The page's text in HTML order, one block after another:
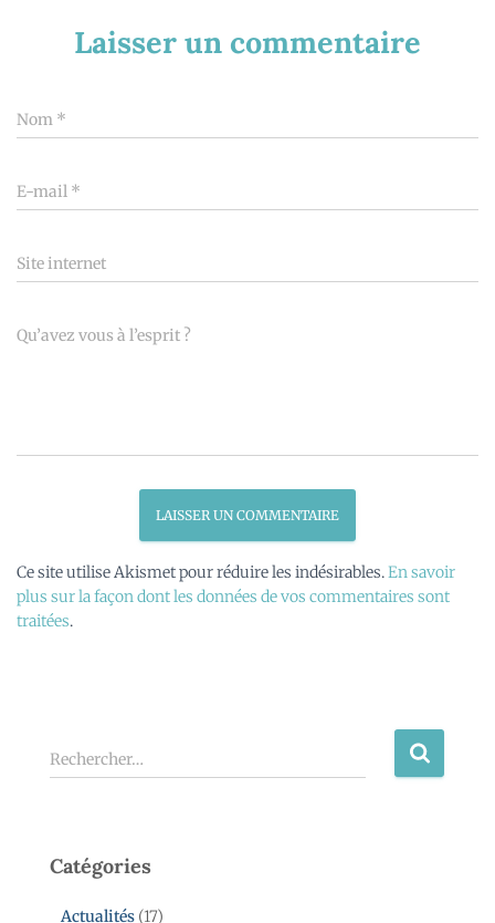
Laisser un commentaire
Nom *
E-mail *
Site internet
Qu’avez vous à l’esprit ?
Ce site utilise Akismet pour réduire les indésirables.En savoir
plus sur la façon dont les données de vos commentaires sont
traitées.
Rechercher…
Catégories
Actualités (17)